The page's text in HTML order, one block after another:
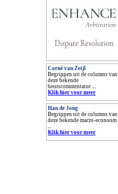
Corné van Zeijl
Begrippen uit de columns van
deze bekende
beurscommentator ...
Klik hier voor meer
Han de Jong
Begrippen uit de columns van
deze bekende macro-econoom
...
Klik hier voor meer